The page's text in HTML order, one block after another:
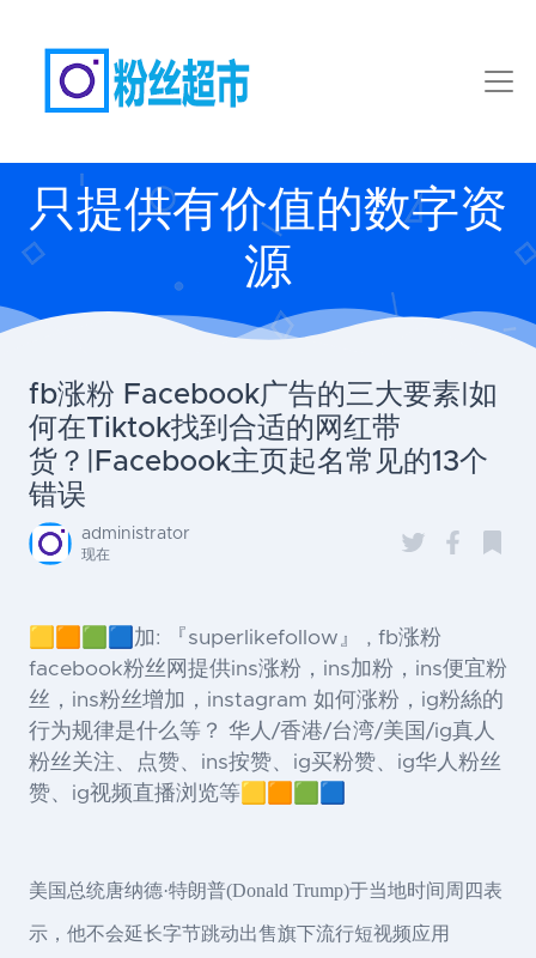
只提供有价值的数字资
源
fb涨粉 Facebook广告的三大要素|如
何在Tiktok找到合适的网红带
货？|Facebook主页起名常见的13个
错误
administrator
现在
🟨🟧🟩🟦加: 『superlikefollow』 , fb涨粉
facebook粉丝网提供ins涨粉，ins加粉，ins便宜粉
丝，ins粉丝增加，instagram 如何涨粉，ig粉絲的
行为规律是什么等？ 华人/香港/台湾/美国/ig真人
粉丝关注、点赞、ins按赞、ig买粉赞、ig华人粉丝
赞、ig视频直播浏览等🟨🟧🟩🟦
美国总统唐纳德·特朗普(Donald Trump)于当地时间周四表
示，他不会延长字节跳动出售旗下流行短视频应用